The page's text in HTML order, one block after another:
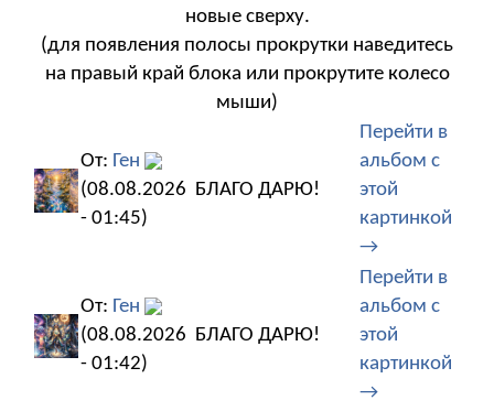
новые сверху.
(для появления полосы прокрутки наведитесь
на правый край блока или прокрутите колесо
мыши)
От: Ген
(08.08.2026
- 01:45)
БЛАГО ДАРЮ!
Перейти в
альбом с
этой
картинкой
→
От: Ген
(08.08.2026
- 01:42)
БЛАГО ДАРЮ!
Перейти в
альбом с
этой
картинкой
→